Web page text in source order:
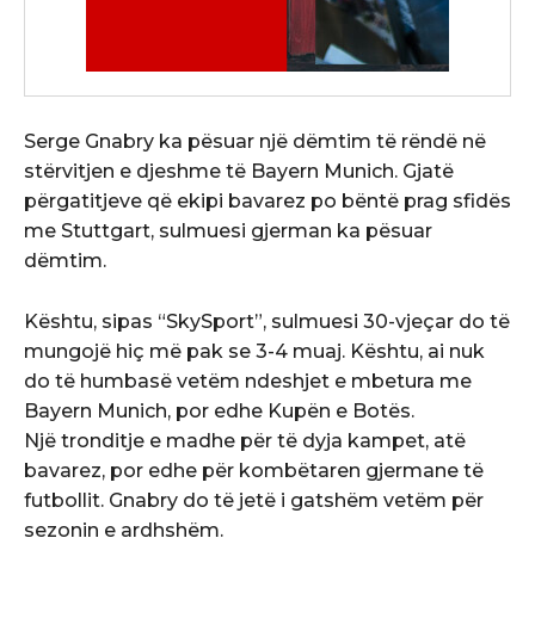
Serge Gnabry ka pësuar një dëmtim të rëndë në
stërvitjen e djeshme të Bayern Munich. Gjatë
përgatitjeve që ekipi bavarez po bëntë prag sfidës
me Stuttgart, sulmuesi gjerman ka pësuar
dëmtim.
Kështu, sipas “SkySport”, sulmuesi 30-vjeçar do të
mungojë hiç më pak se 3-4 muaj. Kështu, ai nuk
do të humbasë vetëm ndeshjet e mbetura me
Bayern Munich, por edhe Kupën e Botës.
Një tronditje e madhe për të dyja kampet, atë
bavarez, por edhe për kombëtaren gjermane të
futbollit. Gnabry do të jetë i gatshëm vetëm për
sezonin e ardhshëm.